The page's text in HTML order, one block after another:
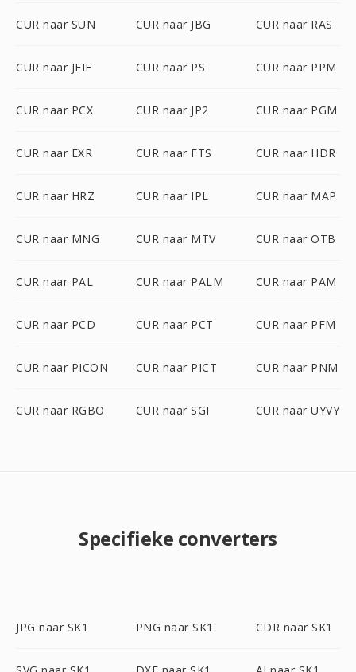
CUR naar SUN CUR naar JBG CUR naar RAS
CUR naar JFIF CUR naar PS CUR naar PPM
CUR naar PCX CUR naar JP2 CUR naar PGM
CUR naar EXR CUR naar FTS CUR naar HDR
CUR naar HRZ CUR naar IPL CUR naar MAP
CUR naar MNG CUR naar MTV CUR naar OTB
CUR naar PAL CUR naar PALM CUR naar PAM
CUR naar PCD CUR naar PCT CUR naar PFM
CUR naar PICON CUR naar PICT CUR naar PNM
CUR naar RGBO CUR naar SGI CUR naar UYVY
Specifieke converters
JPG naar SK1 PNG naar SK1 CDR naar SK1